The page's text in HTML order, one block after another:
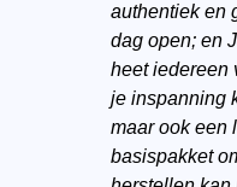
authentiek en
dag open; en
heet iedereen
je inspanning
maar ook een
basispakket